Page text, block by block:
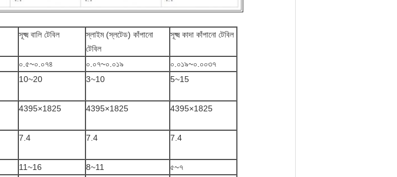
সূক্ষ্ম বালি টেবিল
স্লাইম (স্লটেড) কাঁপানো
টেবিল
সূক্ষ্ম কাদা কাঁপানো টেবিল
০.৫~০.০৭৪ ০.০৭~০.০১৯
০.০১৯~০.০০৩৭
10~20 3~10 5~15
4395×1825 4395×1825 4395×1825
7.4 7.4 7.4
11~16 8~11
৫~৭